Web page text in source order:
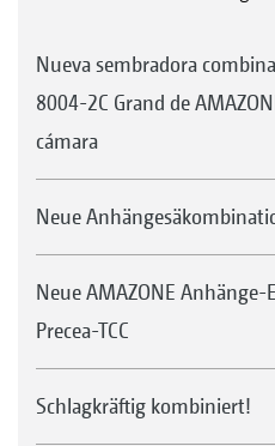
Nueva sembradora
8004-2C Grand de
cámara
Neue
Neue AMAZONE
Precea-TCC
Schlagkräftig kombiniert!